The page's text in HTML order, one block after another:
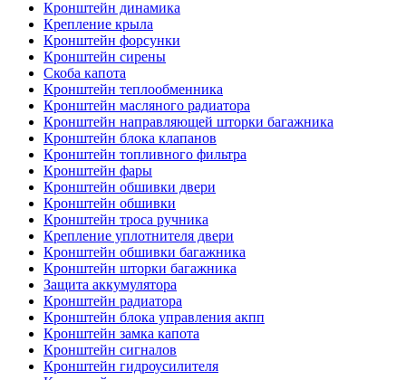
Кронштейн динамика
Крепление крыла
Кронштейн форсунки
Кронштейн сирены
Скоба капота
Кронштейн теплообменника
Кронштейн масляного радиатора
Кронштейн направляющей шторки багажника
Кронштейн блока клапанов
Кронштейн топливного фильтра
Кронштейн фары
Кронштейн обшивки двери
Кронштейн обшивки
Кронштейн троса ручника
Крепление уплотнителя двери
Кронштейн обшивки багажника
Кронштейн шторки багажника
Защита аккумулятора
Кронштейн радиатора
Кронштейн блока управления акпп
Кронштейн замка капота
Кронштейн сигналов
Кронштейн гидроусилителя